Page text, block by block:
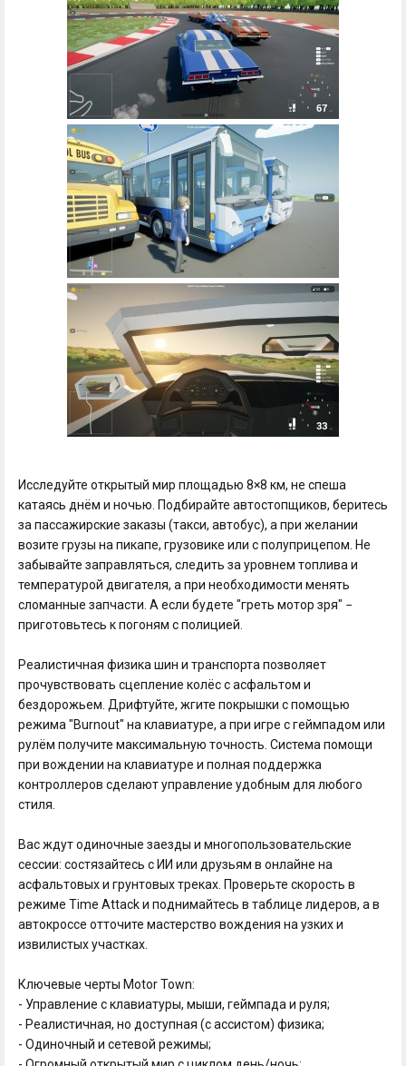
Исследуйте открытый мир площадью 8×8 км, не спеша
катаясь днём и ночью. Подбирайте автостопщиков, беритесь
за пассажирские заказы (такси, автобус), а при желании
возите грузы на пикапе, грузовике или с полуприцепом. Не
забывайте заправляться, следить за уровнем топлива и
температурой двигателя, а при необходимости менять
сломанные запчасти. А если будете "греть мотор зря" −
приготовьтесь к погоням с полицией.
Реалистичная физика шин и транспорта позволяет
прочувствовать сцепление колёс с асфальтом и
бездорожьем. Дрифтуйте, жгите покрышки с помощью
режима "Burnout" на клавиатуре, а при игре с геймпадом или
рулём получите максимальную точность. Система помощи
при вождении на клавиатуре и полная поддержка
контроллеров сделают управление удобным для любого
стиля.
Вас ждут одиночные заезды и многопользовательские
сессии: состязайтесь с ИИ или друзьям в онлайне на
асфальтовых и грунтовых треках. Проверьте скорость в
режиме Time Attack и поднимайтесь в таблице лидеров, а в
автокроссе отточите мастерство вождения на узких и
извилистых участках.
Ключевые черты Motor Town:
- Управление с клавиатуры, мыши, геймпада и руля;
- Реалистичная, но доступная (с ассистом) физика;
- Одиночный и сетевой режимы;